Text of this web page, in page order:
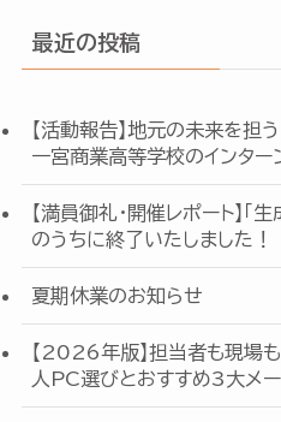
最近の投稿
【活動報告】地元の未来を担
一宮商業高等学校のインター
【満員御礼・開催レポート】「
のうちに終了いたしました！
夏期休業のお知らせ
【2026年版】担当者も現場
人PC選びとおすすめ3大メ